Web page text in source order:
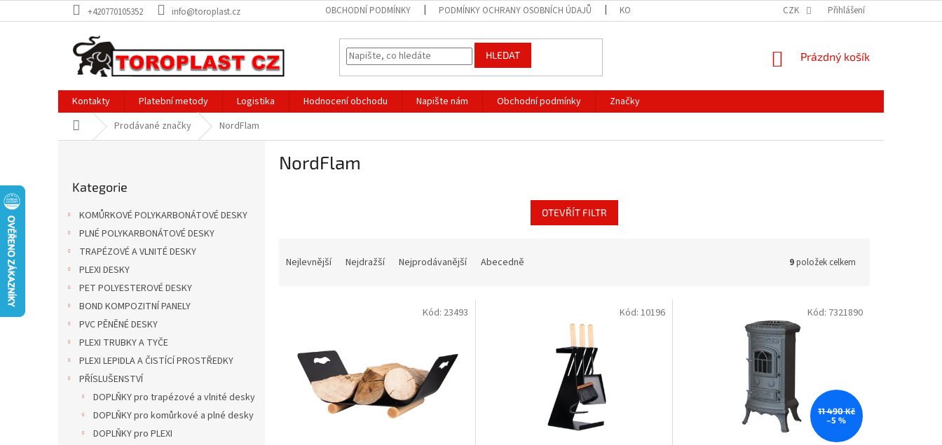
na
+420770105352 info@toroplast.cz OBCHODNÍ PODMÍNKY PODMÍNKY OCHRANY OSOBNÍCH ÚDAJŮ KONTAKTY NOVINKY
CZK Přihlášení
HLEDAT
NÁKUPNÍ
Prázdný košík
Kontakty Platební metody Logistika Hodnocení obchodu Napište nám Obchodní podmínky
Značky
Domů Prodávané značky NordFlam
kategorie
Kategorie
KOMŮRKOVÉ POLYKARBONÁTOVÉ DESKY
PLNÉ POLYKARBONÁTOVÉ DESKY
TRAPÉZOVÉ A VLNITÉ DESKY
PLEXI DESKY
PET POLYESTEROVÉ DESKY
BOND KOMPOZITNÍ PANELY
PVC PĚNĚNÉ DESKY
PLEXI TRUBKY A TYČE
PLEXI LEPIDLA A ČISTÍCÍ PROSTŘEDKY
PŘÍSLUŠENSTVÍ
DOPLŇKY pro trapézové a vlnité desky
DOPLŇKY pro komůrkové a plné desky
DOPLŇKY pro PLEXI
NordFlam
OTEVŘÍT FILTR
Nejlevnější Nejdražší Nejprodávanější Abecedně 9položek celkem
Kód: 23493 Kód: 10196
11 490 Kč
–5 %
Kód: 7321890